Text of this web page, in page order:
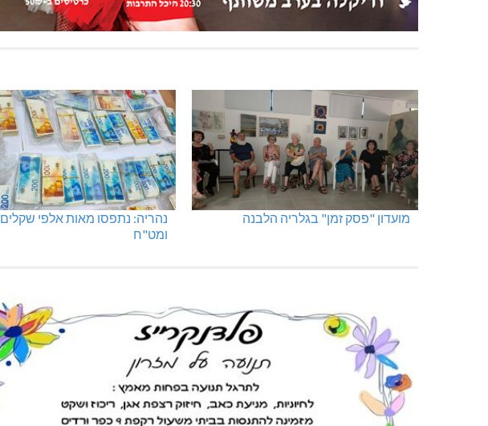
מועדון "פסק זמן" בגלריה הלבנה
נהריה: נתפסו מאות אלפי שקלים
ומט"ח